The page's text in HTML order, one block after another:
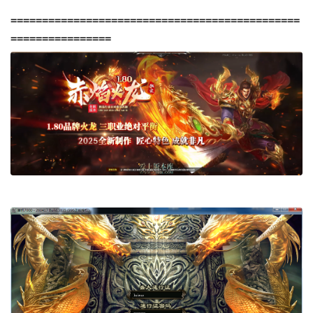
==============================================
================